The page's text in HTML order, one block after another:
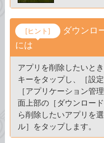
[ヒント]
ダウンロ
には
アプリを削除したいと
キーをタップし、［設
［アプリケーション管
面上部の［ダウンロー
ら削除したいアプリを
ル］をタップします。